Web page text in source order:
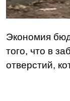
Экономия
того, что в
отверстий,